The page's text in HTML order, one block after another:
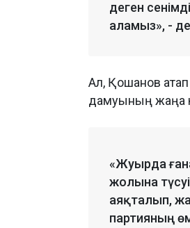
деген
аламыз», -
Ал, Қошанов
дамуының жаңа
«Жуырда
жолына
аяқталып,
партияның